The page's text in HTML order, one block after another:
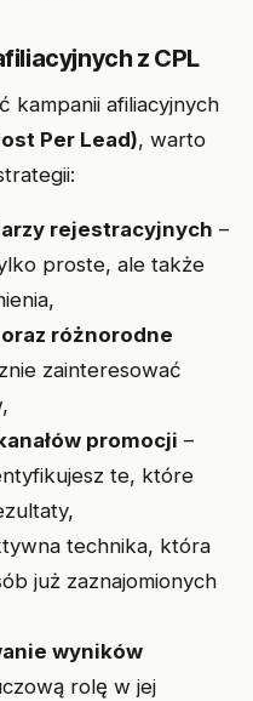
z CPL
kampanii afiliacyjnych
Per Lead), warto
rejestracyjnych –
proste, ale także
różnorodne
zainteresować
promocji –
te, które
technika, która
już zaznajomionych
wyników
rolę w jej